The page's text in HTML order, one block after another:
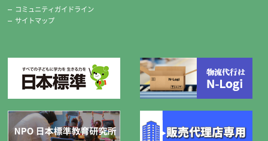
コミュニティガイドライン
サイトマップ